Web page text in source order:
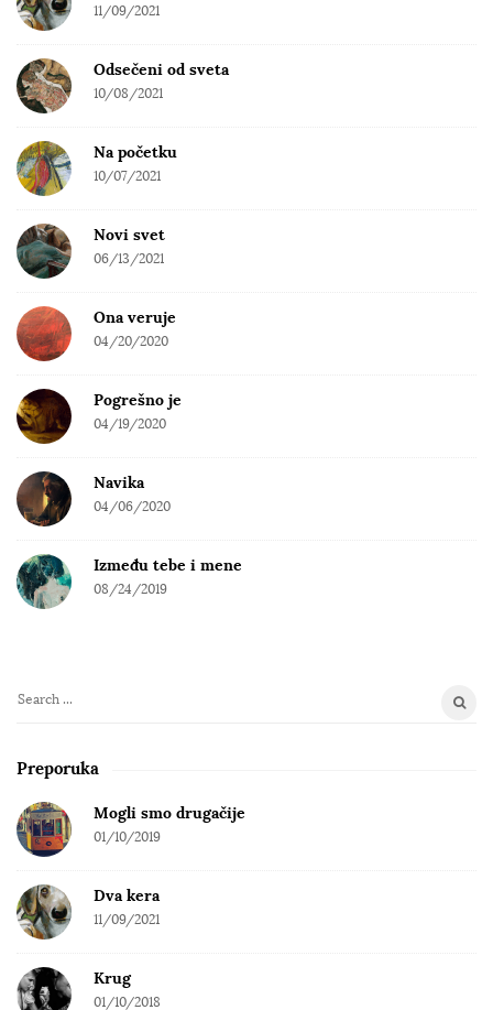
11/09/2021
Odsečeni od sveta
10/08/2021
Na početku
10/07/2021
Novi svet
06/13/2021
Ona veruje
04/20/2020
Pogrešno je
04/19/2020
Navika
04/06/2020
Između tebe i mene
08/24/2019
S
a
c
h
r
Preporuka
Mogli smo drugačije
01/10/2019
Dva kera
11/09/2021
Krug
01/10/2018